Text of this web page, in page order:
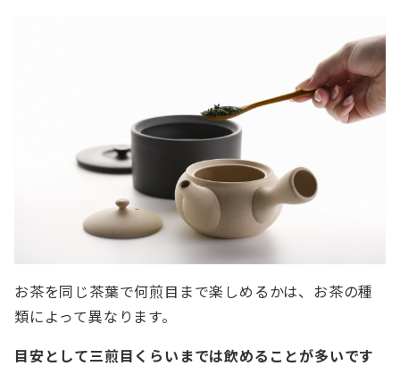
お茶を同じ茶葉で何煎目まで楽しめるかは、お茶の種
類によって異なります。
目安として三煎目くらいまでは飲めることが多いです